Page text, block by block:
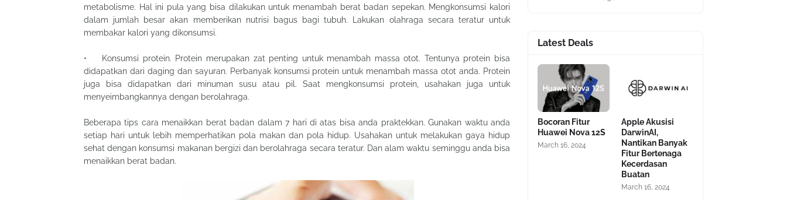
metabolisme. Hal ini pula yang bisa dilakukan untuk menambah berat badan sepekan. Mengkonsumsi kalori
dalam jumlah besar akan memberikan nutrisi bagus bagi tubuh. Lakukan olahraga secara teratur untuk
membakar kalori yang dikonsumsi.
• Konsumsi protein. Protein merupakan zat penting untuk menambah massa otot. Tentunya protein bisa
didapatkan dari daging dan sayuran. Perbanyak konsumsi protein untuk menambah massa otot anda. Protein
juga bisa didapatkan dari minuman susu atau pil. Saat mengkonsumsi protein, usahakan juga untuk
menyeimbangkannya dengan berolahraga.
Beberapa tips cara menaikkan berat badan dalam 7 hari di atas bisa anda praktekkan. Gunakan waktu anda
setiap hari untuk lebih memperhatikan pola makan dan pola hidup. Usahakan untuk melakukan gaya hidup
sehat dengan konsumsi makanan bergizi dan berolahraga secara teratur. Dan alam waktu seminggu anda bisa
menaikkan berat badan.
Latest Deals
Bocoran Fitur
Huawei Nova 12S
March 16, 2024
Apple Akusisi
DarwinAI,
Nantikan Banyak
Fitur Bertenaga
Kecerdasan
Buatan
March 16, 2024